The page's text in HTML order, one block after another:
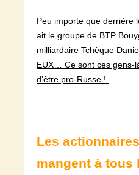
Peu importe que derrière
ait le groupe de BTP
milliardaire Tchèque
EUX… Ce sont ces gens-
d’être pro-Russe !
Les
mangent à tous